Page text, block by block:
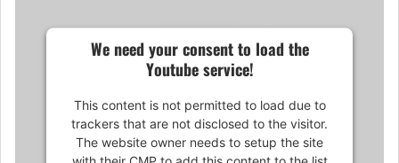
We need your consent to load the
Youtube service!
This content is not permitted to load due to
trackers that are not disclosed to the visitor.
The website owner needs to setup the site